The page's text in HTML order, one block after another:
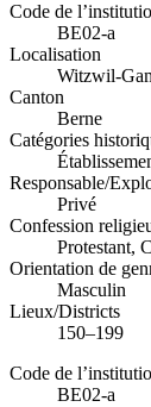
Code de
BE02-a
Localisation
Witzwil-
Canton
Berne
Catégories
Responsable/
Privé
Confession
Protestant,
Orientation de
Masculin
Lieux/Districts
150–199
Code de
BE02-a